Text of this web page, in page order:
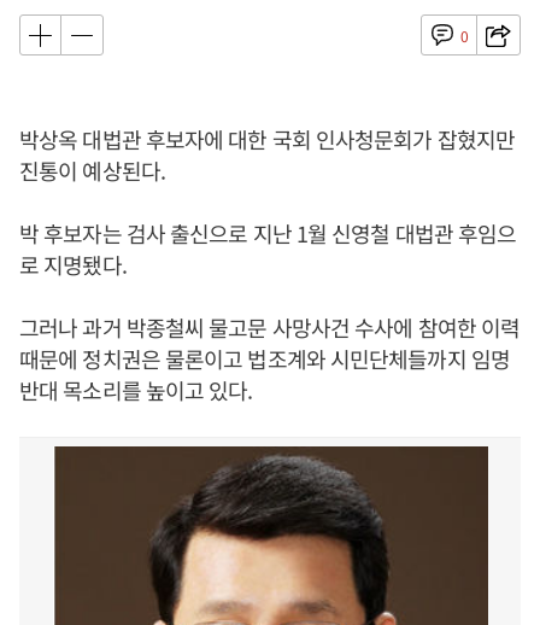
0
박상옥 대법관 후보자에 대한 국회 인사청문회가 잡혔지만
진통이 예상된다.
박 후보자는 검사 출신으로 지난 1월 신영철 대법관 후임으
로 지명됐다.
그러나 과거 박종철씨 물고문 사망사건 수사에 참여한 이력
때문에 정치권은 물론이고 법조계와 시민단체들까지 임명
반대 목소리를 높이고 있다.